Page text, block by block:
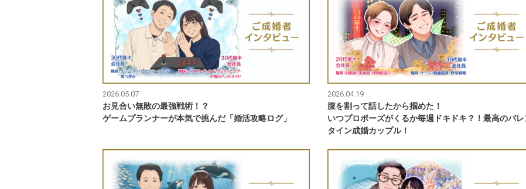
2026.05.07
お見合い無敗の最強戦術！？
ゲームプランナーが本気で挑んだ「婚活攻略ログ」
2026.04.19
腹を割って話したから掴めた！
いつプロポーズがくるか毎週ドキドキ？！最高のバレ
タイン成婚カップル！